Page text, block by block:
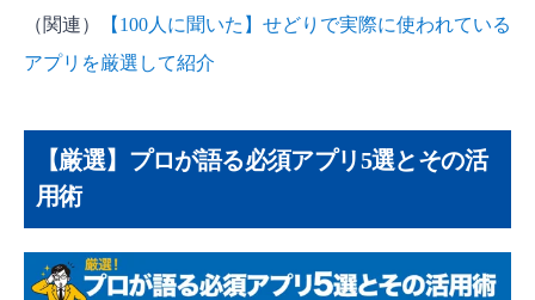
（関連）
【100人に聞いた】せどりで実際に使われている
アプリを厳選して紹介
【厳選】プロが語る必須アプリ5選とその活
用術